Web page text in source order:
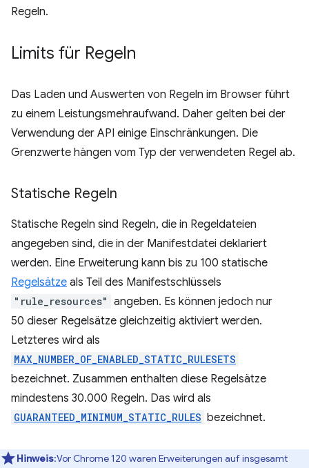
Regeln.
Limits für Regeln
Das Laden und Auswerten von Regeln im Browser führt
zu einem Leistungsmehraufwand. Daher gelten bei der
Verwendung der API einige Einschränkungen. Die
Grenzwerte hängen vom Typ der verwendeten Regel ab.
Statische Regeln
Statische Regeln sind Regeln, die in Regeldateien
angegeben sind, die in der Manifestdatei deklariert
werden. Eine Erweiterung kann bis zu 100 statische
Regelsätze als Teil des Manifestschlüssels
"rule_resources" angeben. Es können jedoch nur
50 dieser Regelsätze gleichzeitig aktiviert werden.
Letzteres wird als
MAX_NUMBER_OF_ENABLED_STATIC_RULESETS
bezeichnet. Zusammen enthalten diese Regelsätze
mindestens 30.000 Regeln. Das wird als
GUARANTEED_MINIMUM_STATIC_RULES bezeichnet.
Hinweis:Vor Chrome 120 waren Erweiterungen auf insgesamt